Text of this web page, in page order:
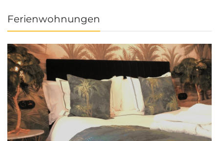
Ferienwohnungen